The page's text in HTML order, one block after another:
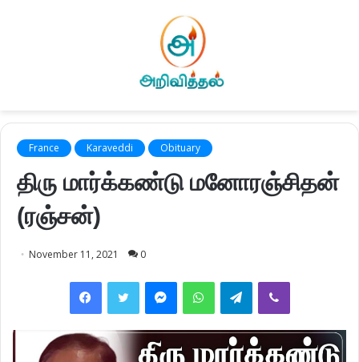
France Karaveddi Obituary
திரு மார்க்கண்டு மனோரஞ்சிதன்
(ரஞ்சன்)
November 11, 2021 0
FacebookTwitter MessengerWhatsAppTelegramViber